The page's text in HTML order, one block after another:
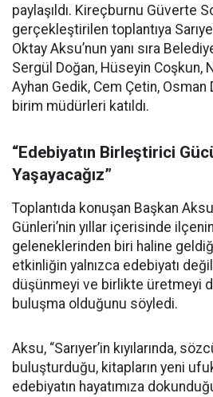
paylaşıldı. Kireçburnu Güverte
gerçekleştirilen toplantıya
Oktay Aksu’nun yanı sıra
Sergül Doğan, Hüseyin Coşkun,
Ayhan Gedik, Cem Çetin,
birim müdürleri katıldı.
“Edebiyatın Birleştirici
Yaşayacağız”
Toplantıda konuşan Başkan
Günleri’nin yıllar içerisinde
geleneklerinden biri haline
etkinliğin yalnızca edebiyatı
düşünmeyi ve birlikte üretmeyi
buluşma olduğunu söyledi.
Aksu, “Sarıyer’in kıyılarında,
buluşturduğu, kitapların yeni
edebiyatın hayatımıza